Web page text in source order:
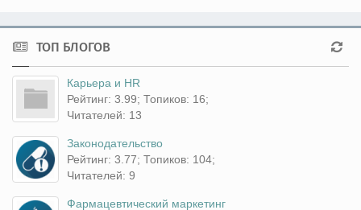
ТОП БЛОГОВ
Карьера и HR
Рейтинг: 3.99; Топиков: 16;
Читателей: 13
Законодательство
Рейтинг: 3.77; Топиков: 104;
Читателей: 9
Фармацевтический маркетинг